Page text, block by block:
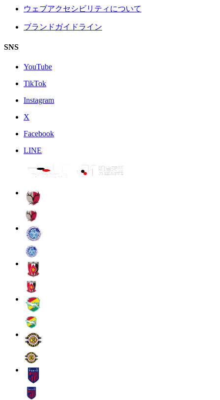
ウェブアクセシビリティについて
ブランドガイドライン
SNS
YouTube
TikTok
Instagram
X
Facebook
LINE